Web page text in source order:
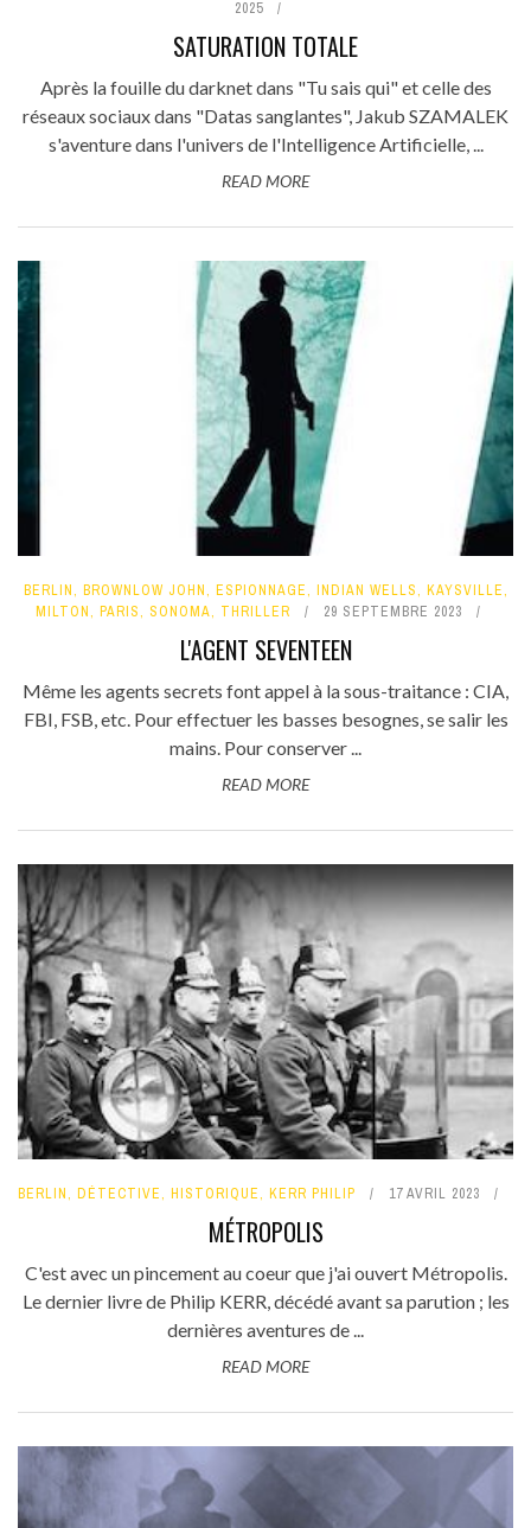
2025
SATURATION TOTALE
Après la fouille du darknet dans "Tu sais qui" et celle des
réseaux sociaux dans "Datas sanglantes", Jakub SZAMALEK
s'aventure dans l'univers de l'Intelligence Artificielle, ...
READ MORE
BERLIN, BROWNLOW JOHN, ESPIONNAGE, INDIAN WELLS, KAYSVILLE,
MILTON, PARIS, SONOMA, THRILLER 29 SEPTEMBRE 2023
L'AGENT SEVENTEEN
Même les agents secrets font appel à la sous-traitance : CIA,
FBI, FSB, etc. Pour effectuer les basses besognes, se salir les
mains. Pour conserver ...
READ MORE
BERLIN, DÉTECTIVE, HISTORIQUE, KERR PHILIP 17 AVRIL 2023
MÉTROPOLIS
C'est avec un pincement au coeur que j'ai ouvert Métropolis.
Le dernier livre de Philip KERR, décédé avant sa parution ; les
dernières aventures de ...
READ MORE